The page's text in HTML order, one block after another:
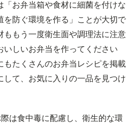
「お弁当箱や食材に細菌を付けな
を防ぐ環境を作る」ことが大切で
ももう一度衛生面や調理法に注意
いしいお弁当を作ってください
もたくさんのお弁当レシピを掲載
して、お気に入りの一品を見つけ
は食中毒に配慮し、衛生的な環